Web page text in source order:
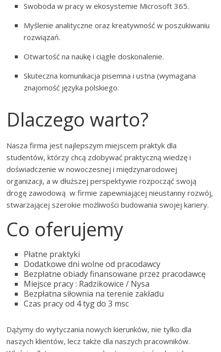
Swoboda w pracy w ekosystemie Microsoft 365.
Myślenie analityczne oraz kreatywność w poszukiwaniu
rozwiązań.
Otwartość na naukę i ciągłe doskonalenie.
Skuteczna komunikacja pisemna i ustna (wymagana
znajomość języka polskiego.
Dlaczego warto?
Nasza firma jest najlepszym miejscem praktyk dla
studentów, którzy chcą zdobywać praktyczną wiedzę i
doświadczenie w nowoczesnej i międzynarodowej
organizacji, a w dłuższej perspektywie rozpocząć swoją
drogę zawodową w firmie zapewniającej nieustanny rozwój,
stwarzającej szerokie możliwości budowania swojej kariery.
Co oferujemy
Płatne praktyki
Dodatkowe dni wolne od pracodawcy
Bezpłatne obiady finansowane przez pracodawcę
Miejsce pracy : Radzikowice / Nysa
Bezpłatna siłownia na terenie zakładu
Czas pracy od 4 tyg do 3 msc
Dążymy do wytyczania nowych kierunków, nie tylko dla
naszych klientów, lecz także dla naszych pracowników.